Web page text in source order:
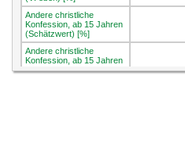
Andere christliche
Konfession, ab 15 Jahren
(Schätzwert) [%]
Andere christliche
Konfession, ab 15 Jahren
(VI unten) [%]